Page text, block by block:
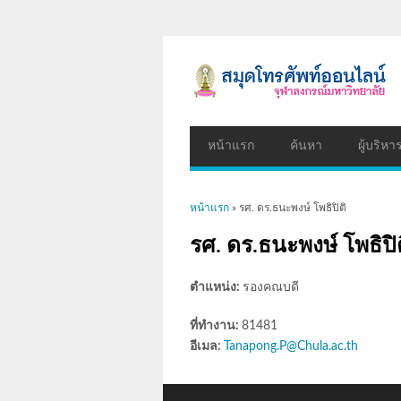
หน้าแรก ค้นหา ผู้บริหาร
คุณอยู่ที่นี่
หน้าแรก » รศ. ดร.ธนะพงษ์ โพธิปิติ
รศ. ดร.ธนะพงษ์ โพธิ
ตำแหน่ง: รองคณบดี
ที่ทำงาน: 81481
อีเมล:
Tanapong.P@Chula.ac.th